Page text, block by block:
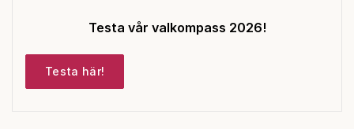
Testa vår valkompass 2026!
Testa här!